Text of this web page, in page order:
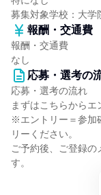
募集対象学校：大学
報酬・交通費
報酬・交通費
なし
応募・選考の
応募・選考の流れ
まずはこちらからエ
※エントリー＝参加
リーください。
ご予約後、ご登録の
す。